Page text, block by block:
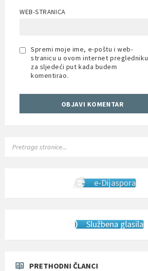
WEB-STRANICA
Spremi moje ime, e-poštu i web-
stranicu u ovom internet pregledniku
za sljedeći put kada budem
komentirao.
e-Dijaspora
Službena glasila
PRETHODNI ČLANCI